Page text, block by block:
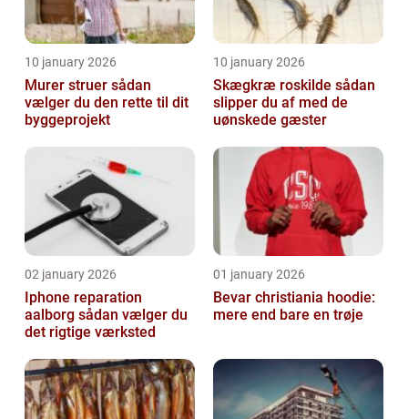
10 january 2026
Murer struer sådan
vælger du den rette til dit
byggeprojekt
10 january 2026
Skægkræ roskilde sådan
slipper du af med de
uønskede gæster
02 january 2026
Iphone reparation
aalborg sådan vælger du
det rigtige værksted
01 january 2026
Bevar christiania hoodie:
mere end bare en trøje